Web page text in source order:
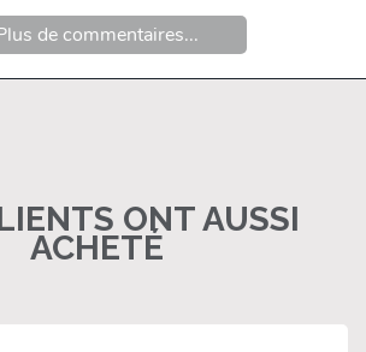
de commentaires...
ONT AUSSI
ACHETÉ